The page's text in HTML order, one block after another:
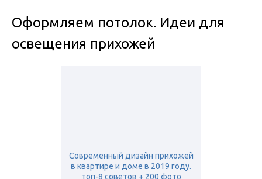
Оформляем потолок. Идеи для
освещения прихожей
Современный дизайн прихожей
в квартире и доме в 2019 году.
топ-8 советов + 200 фото